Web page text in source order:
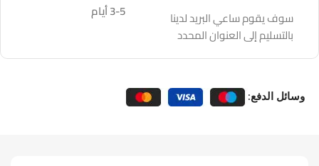
سوف يقوم ساعي البريد لدينا
بالتسليم إلى العنوان المحدد
3-5 أيام
وسائل الدفع: